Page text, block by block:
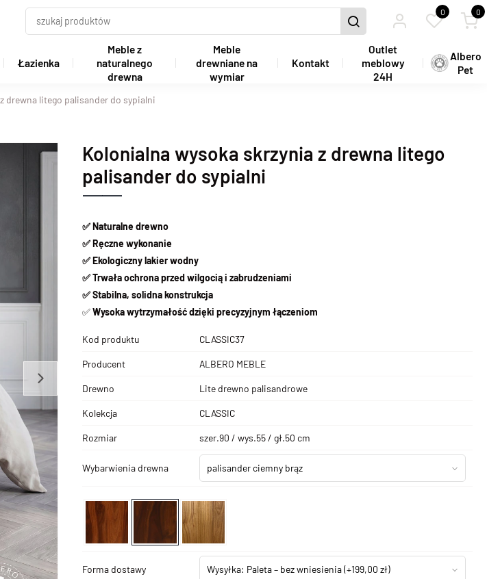
0 0
Łazienka
Meble z
naturalnego
drewna
Meble
drewniane na
wymiar
Kontakt
Outlet
meblowy
24H
Albero
Pet
drewna litego palisander do sypialni
Kolonialna wysoka skrzynia z drewna litego
palisander do sypialni
✅ Naturalne drewno
✅ Ręczne wykonanie
✅ Ekologiczny lakier wodny
✅ Trwała ochrona przed wilgocią i zabrudzeniami
✅ Stabilna, solidna konstrukcja
✅Wysoka wytrzymałość dzięki precyzyjnym łączeniom
Kod produktu CLASSIC37
Producent ALBERO MEBLE
Drewno Lite drewno palisandrowe
Kolekcja CLASSIC
Rozmiar szer.90 / wys.55 / gł.50 cm
Wybarwienia drewna palisander ciemny brąz
Forma dostawy Wysyłka: Paleta – bez wniesienia(+199,00 zł)